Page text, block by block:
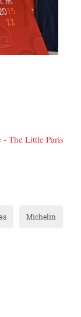
- The Little Paris
Michelin